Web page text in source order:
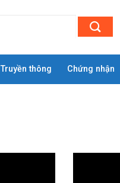
Truyền thông Chứng nhận